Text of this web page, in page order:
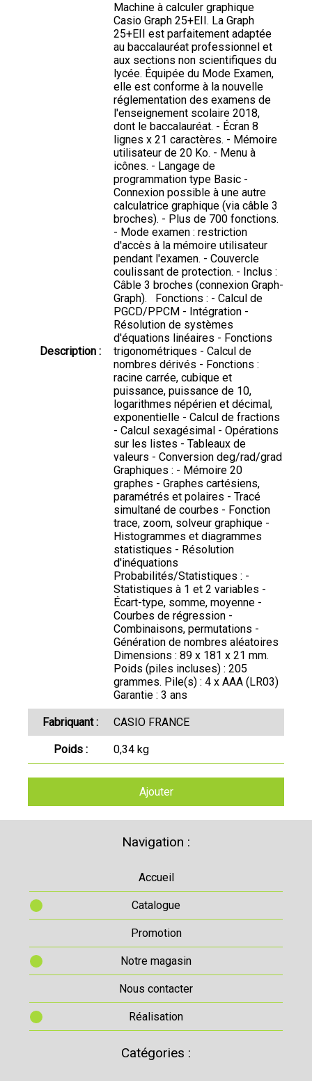
Description :
Machine à calculer graphique
Casio Graph 25+EII. La Graph
25+EII est parfaitement adaptée
au baccalauréat professionnel et
aux sections non scientifiques du
lycée. Équipée du Mode Examen,
elle est conforme à la nouvelle
réglementation des examens de
l'enseignement scolaire 2018,
dont le baccalauréat. - Écran 8
lignes x 21 caractères. - Mémoire
utilisateur de 20 Ko. - Menu à
icônes. - Langage de
programmation type Basic -
Connexion possible à une autre
calculatrice graphique (via câble 3
broches). - Plus de 700 fonctions.
- Mode examen : restriction
d'accès à la mémoire utilisateur
pendant l'examen. - Couvercle
coulissant de protection. - Inclus :
Câble 3 broches (connexion Graph-
Graph). Fonctions : - Calcul de
PGCD/PPCM - Intégration -
Résolution de systèmes
d'équations linéaires - Fonctions
trigonométriques - Calcul de
nombres dérivés - Fonctions :
racine carrée, cubique et
puissance, puissance de 10,
logarithmes népérien et décimal,
exponentielle - Calcul de fractions
- Calcul sexagésimal - Opérations
sur les listes - Tableaux de
valeurs - Conversion deg/rad/grad
Graphiques : - Mémoire 20
graphes - Graphes cartésiens,
paramétrés et polaires - Tracé
simultané de courbes - Fonction
trace, zoom, solveur graphique -
Histogrammes et diagrammes
statistiques - Résolution
d'inéquations
Probabilités/Statistiques : -
Statistiques à 1 et 2 variables -
Écart-type, somme, moyenne -
Courbes de régression -
Combinaisons, permutations -
Génération de nombres aléatoires
Dimensions : 89 x 181 x 21 mm.
Poids (piles incluses) : 205
grammes. Pile(s) : 4 x AAA (LR03)
Garantie : 3 ans
Fabriquant : CASIO FRANCE
Poids : 0,34 kg
Ajouter
Navigation :
Accueil
Catalogue
Promotion
Notre magasin
Nous contacter
Réalisation
Catégories :